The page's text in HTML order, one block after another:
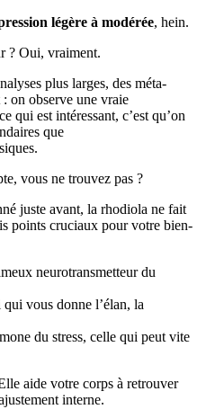
légère à modérée, hein.
? Oui, vraiment.
plus larges, des méta-
on observe une vraie
qui est intéressant, c’est qu’on
que
vous ne trouvez pas ?
juste avant, la rhodiola ne fait
points cruciaux pour votre bien-
neurotransmetteur du
qui vous donne l’élan, la
du stress, celle qui peut vite
aide votre corps à retrouver
interne.